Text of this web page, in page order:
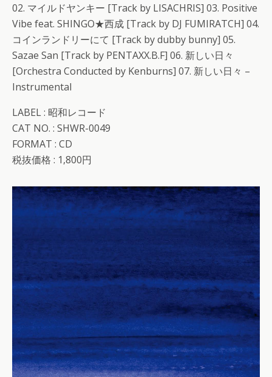
02. マイルドヤンキー [Track by LISACHRIS] 03. Positive
Vibe feat. SHINGO★西成 [Track by DJ FUMIRATCH] 04.
コインランドリーにて [Track by dubby bunny] 05.
Sazae San [Track by PENTAXX.B.F] 06. 新しい日々
[Orchestra Conducted by Kenburns] 07. 新しい日々 –
Instrumental
LABEL : 昭和レコード
CAT NO. : SHWR-0049
FORMAT : CD
税抜価格 : 1,800円